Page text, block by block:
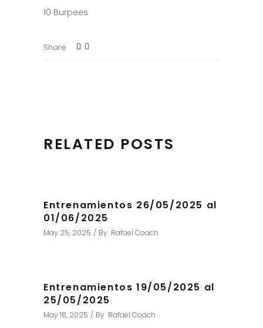
10 Burpees
Share
RELATED POSTS
Entrenamientos 26/05/2025 al
01/06/2025
May 25, 2025 By Rafael Coach
Entrenamientos 19/05/2025 al
25/05/2025
May 18, 2025 By Rafael Coach